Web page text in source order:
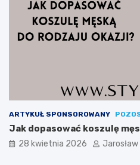
ARTYKUŁ SPONSOROWANY
Jak dopasować koszulę
28 kwietnia 2026